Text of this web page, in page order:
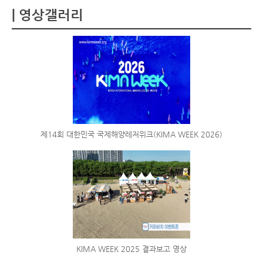
| 영상갤러리
제14회 대한민국 국제해양레저위크(KIMA WEEK 2026)
KIMA WEEK 2025 결과보고 영상